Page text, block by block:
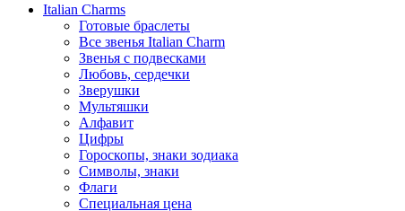
Italian Charms
Готовые браслеты
Все звенья Italian Charm
Звенья с подвесками
Любовь, сердечки
Зверушки
Мультяшки
Алфавит
Цифры
Гороскопы, знаки зодиака
Символы, знаки
Флаги
Специальная цена